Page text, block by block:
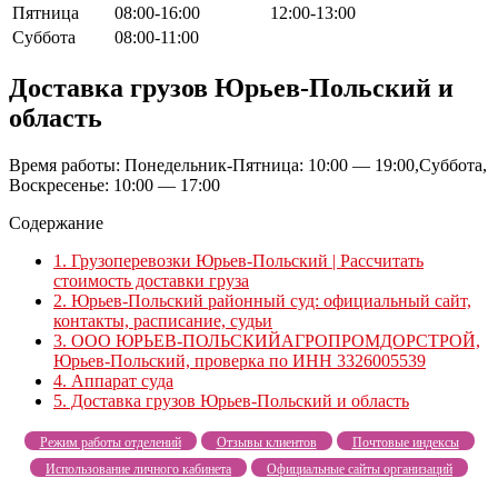
Пятница
08:00-16:00
12:00-13:00
Суббота
08:00-11:00
Доставка грузов Юрьев-Польский и
область
Время работы: Понедельник-Пятница: 10:00 — 19:00,Суббота,
Воскресенье: 10:00 — 17:00
Содержание
1. Грузоперевозки Юрьев-Польский | Рассчитать
стоимость доставки груза
2. Юрьев-Польский районный суд: официальный сайт,
контакты, расписание, судьи
3. ООО ЮРЬЕВ-ПОЛЬСКИЙАГРОПРОМДОРСТРОЙ,
Юрьев-Польский, проверка по ИНН 3326005539
4. Аппарат суда
5. Доставка грузов Юрьев-Польский и область
Режим работы отделений Отзывы клиентов
Почтовые индексы
Использование личного кабинета
Официальные сайты организаций